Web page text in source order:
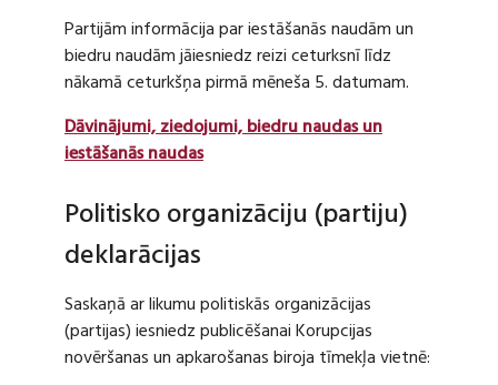
Partijām informācija par iestāšanās naudām un
biedru naudām jāiesniedz reizi ceturksnī līdz
nākamā ceturkšņa pirmā mēneša 5. datumam.
Dāvinājumi, ziedojumi, biedru naudas un
iestāšanās naudas
Politisko organizāciju (partiju)
deklarācijas
Saskaņā ar likumu politiskās organizācijas
(partijas) iesniedz publicēšanai Korupcijas
novēršanas un apkarošanas biroja tīmekļa vietnē: